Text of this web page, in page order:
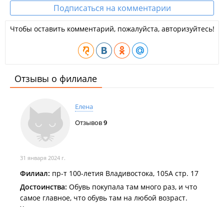
Подписаться на комментарии
Чтобы оставить комментарий, пожалуйста, авторизуйтесь!
Отзывы о филиале
Елена
Отзывов9
31 января 2024 г.
Филиал: пр-т 100-летия Владивостока, 105А стр. 17
Достоинства: Обувь покупала там много раз, и что
самое главное, что обувь там на любой возраст.